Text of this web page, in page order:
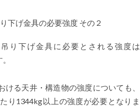
り下げ金具に必要とされる強度は
る天井・構造物の強度についても、
り1344kg以上の強度が必要となりま